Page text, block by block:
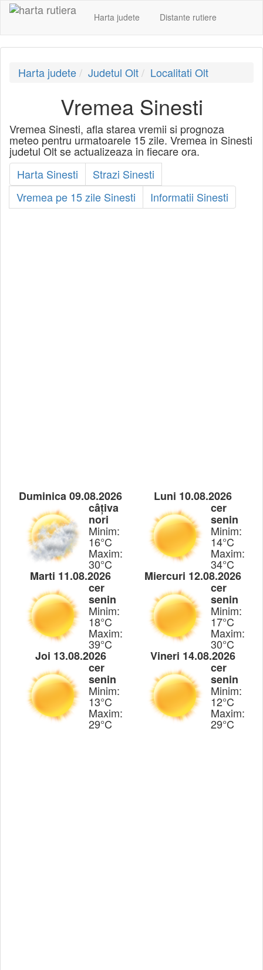
Harta judete Distante rutiere
Harta judete Judetul Olt Localitati Olt
Vremea Sinesti
Vremea Sinesti, afla starea vremii si prognoza
meteo pentru urmatoarele 15 zile. Vremea in Sinesti
judetul Olt se actualizeaza in fiecare ora.
Harta Sinesti
Strazi Sinesti
Vremea pe 15 zile Sinesti
Informatii Sinesti
Duminica 09.08.2026
câțiva
nori
Minim:
16°C
Maxim:
30°C
Luni 10.08.2026
cer
senin
Minim:
14°C
Maxim:
34°C
Marti 11.08.2026
cer
senin
Minim:
18°C
Maxim:
39°C
Miercuri 12.08.2026
cer
senin
Minim:
17°C
Maxim:
30°C
Joi 13.08.2026
cer
senin
Minim:
13°C
Maxim:
29°C
Vineri 14.08.2026
cer
senin
Minim:
12°C
Maxim:
29°C